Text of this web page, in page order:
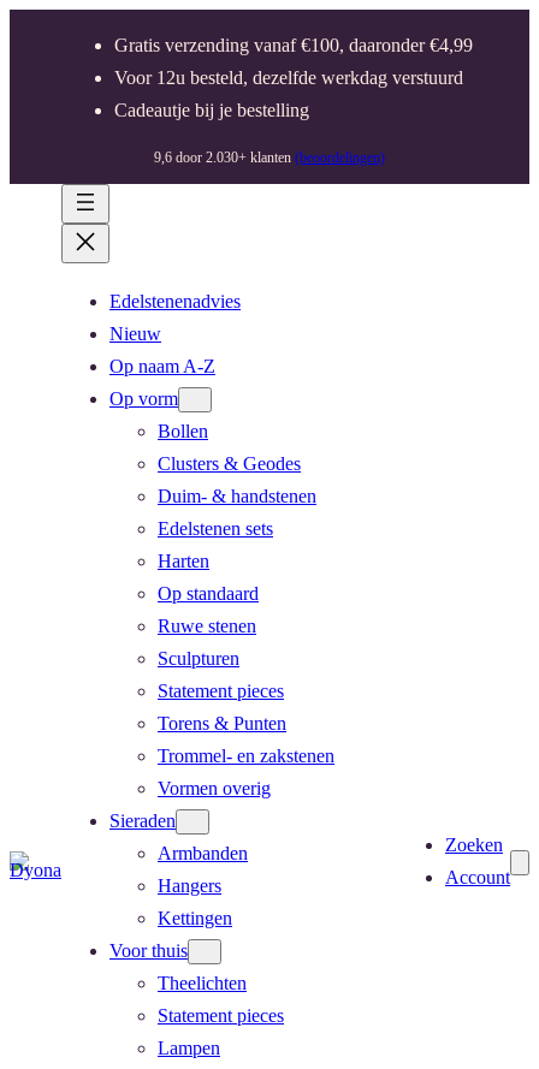
Gratis verzending vanaf €100, daaronder €4,99
Voor 12u besteld, dezelfde werkdag verstuurd
Cadeautje bij je bestelling
9,6 door 2.030+ klanten (beoordelingen)
Edelstenenadvies
Nieuw
Op naam A-Z
Op vorm
Bollen
Clusters & Geodes
Duim- & handstenen
Edelstenen sets
Harten
Op standaard
Ruwe stenen
Sculpturen
Statement pieces
Torens & Punten
Trommel- en zakstenen
Vormen overig
Sieraden
Armbanden
Hangers
Kettingen
Voor thuis
Theelichten
Statement pieces
Lampen
Zoeken
Account